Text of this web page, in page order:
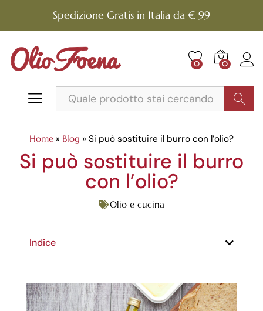
Spedizione Gratis in Italia da € 99
0 0
Home » Blog » Si può sostituire il burro con l’olio?
Si può sostituire il burro
con l’olio?
Olio e cucina
Indice